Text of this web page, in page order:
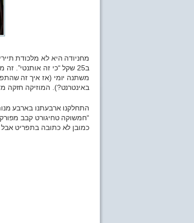
מחניודה היא לא מלכודת
ב25 שקל “כי זה
משתנה יומי (אז איך זה
באינטרנט?). המוזיקה חזקה
התחלקנו ארבעתנו בארבע
“חמשוקה טחיגורט קבב
כמובן לא כתובה בתפריט